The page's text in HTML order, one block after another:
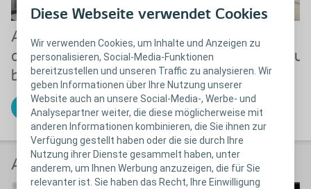
Diese Webseite verwendet Cookies
Wir verwenden Cookies, um Inhalte und Anzeigen zu
personalisieren, Social-Media-Funktionen
bereitzustellen und unseren Traffic zu analysieren. Wir
geben Informationen über Ihre Nutzung unserer
Website auch an unsere Social-Media-, Werbe- und
Analysepartner weiter, die diese möglicherweise mit
anderen Informationen kombinieren, die Sie ihnen zur
Verfügung gestellt haben oder die sie durch Ihre
Nutzung ihrer Dienste gesammelt haben, unter
anderem, um Ihnen Werbung anzuzeigen, die für Sie
relevanter ist. Sie haben das Recht, Ihre Einwilligung
Anleitung zur
analen Irrigation
bei Kindern
Zur Animation
Anleitung zur
für Kinder
Zur Animation
Anwender berichten